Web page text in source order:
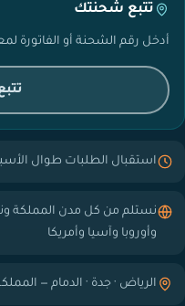
تتبع شحنتك
أدخل رقم الشحنة أو الفاتورة
استقبال الطلبات طوال
نستلم من كل مدن المملكة
وأوروبا وآسيا وأمريكا
الرياض · جدة · الدمام —